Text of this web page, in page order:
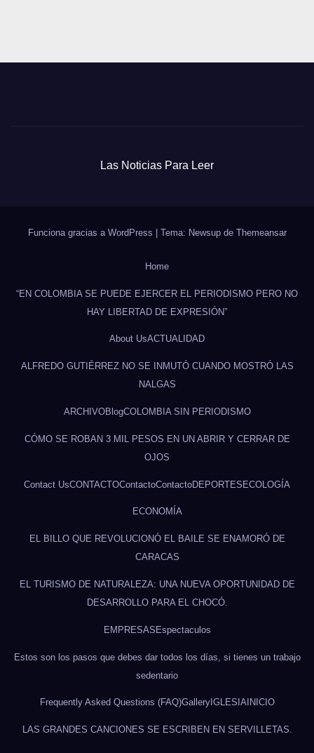
Las Noticias Para Leer
Funciona gracias a WordPress | Tema: Newsup de Themeansar
Home
“EN COLOMBIA SE PUEDE EJERCER EL PERIODISMO PERO NO
HAY LIBERTAD DE EXPRESIÓN”
About UsACTUALIDAD
ALFREDO GUTIÉRREZ NO SE INMUTÓ CUANDO MOSTRÓ LAS
NALGAS
ARCHIVOBlogCOLOMBIA SIN PERIODISMO
CÓMO SE ROBAN 3 MIL PESOS EN UN ABRIR Y CERRAR DE
OJOS
Contact UsCONTACTOContactoContactoDEPORTESECOLOGÍA
ECONOMÍA
EL BILLO QUE REVOLUCIONÓ EL BAILE SE ENAMORÓ DE
CARACAS
EL TURISMO DE NATURALEZA: UNA NUEVA OPORTUNIDAD DE
DESARROLLO PARA EL CHOCÓ.
EMPRESASEspectaculos
Estos son los pasos que debes dar todos los días, si tienes un trabajo
sedentario
Frequently Asked Questions (FAQ)GalleryIGLESIAINICIO
LAS GRANDES CANCIONES SE ESCRIBEN EN SERVILLETAS.